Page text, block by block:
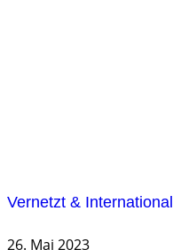
Vernetzt & International
26. Mai 2023